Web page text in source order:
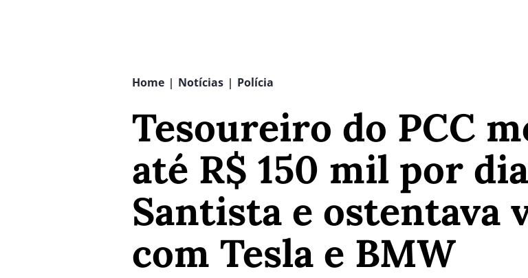
Home | Notícias | Polícia
Tesoureiro do PCC
até R$ 150 mil por
Santista e ostentava
com Tesla e BMW